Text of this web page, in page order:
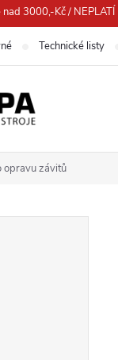
3000,-Kč / NEPLATÍ
Technické listy
opravu závitů